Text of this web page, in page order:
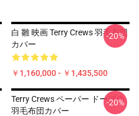
白 雛 映画 Terry Crews 羽毛布団
カバー
￥1,160,000 - ￥1,435,500
-20%
Terry Crews ペーパー ドーブの
羽毛布団カバー
-20%